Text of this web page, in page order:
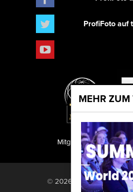
MEHR
ProfiFoto auf
PF
Mitglied der TIPA
© 2026 PF Publishing